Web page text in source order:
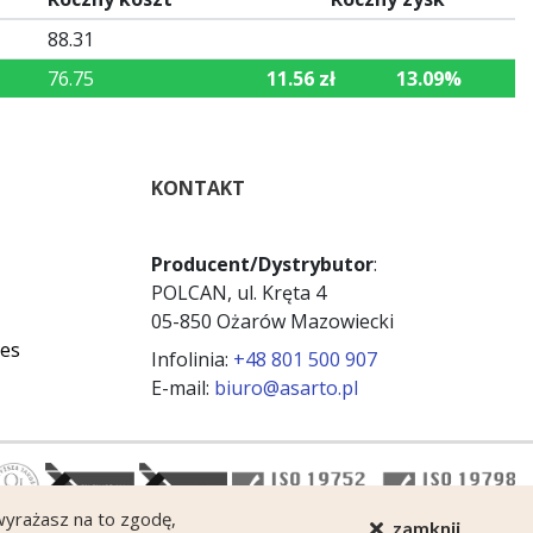
88.31
76.75
11.56 zł 13.09%
KONTAKT
Producent/Dystrybutor:
POLCAN, ul. Kręta 4
05-850 Ożarów Mazowiecki
Infolinia: +48 801 500 907
E-mail: biuro@asarto.pl
na to zgodę, zamknij